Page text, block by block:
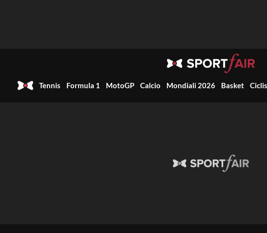
Tennis Formula 1 MotoGP Calcio Mondiali 2026 Basket